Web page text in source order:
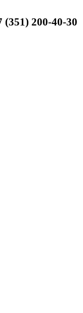
(351) 200-40-30